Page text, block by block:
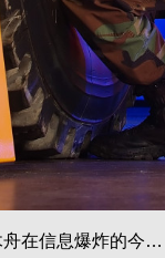
舟在信息爆炸的今…